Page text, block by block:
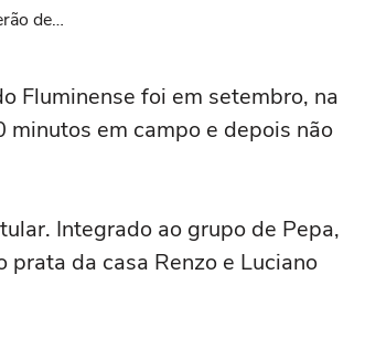
de
Fluminense foi em setembro, na
minutos em campo e depois não
Integrado ao grupo de Pepa,
prata da casa Renzo e Luciano